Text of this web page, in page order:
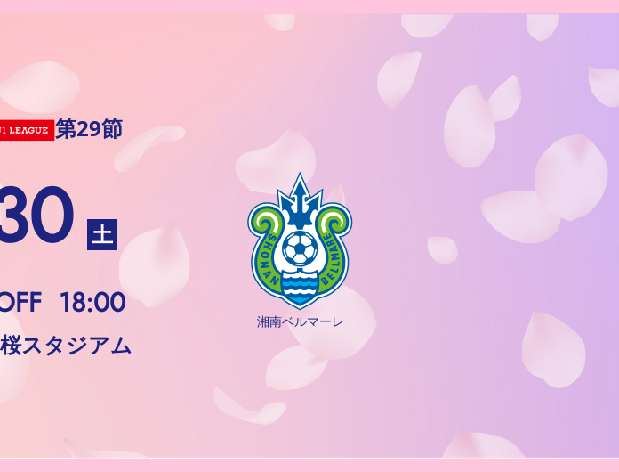
第29節
土
18:00
湘南ベルマーレ
スタジアム